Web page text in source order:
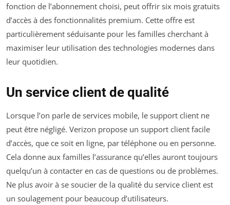
fonction de l’abonnement choisi, peut offrir six mois gratuits
d’accès à des fonctionnalités premium. Cette offre est
particulièrement séduisante pour les familles cherchant à
maximiser leur utilisation des technologies modernes dans
leur quotidien.
Un service client de qualité
Lorsque l’on parle de services mobile, le support client ne
peut être négligé. Verizon propose un support client facile
d’accès, que ce soit en ligne, par téléphone ou en personne.
Cela donne aux familles l’assurance qu’elles auront toujours
quelqu’un à contacter en cas de questions ou de problèmes.
Ne plus avoir à se soucier de la qualité du service client est
un soulagement pour beaucoup d’utilisateurs.